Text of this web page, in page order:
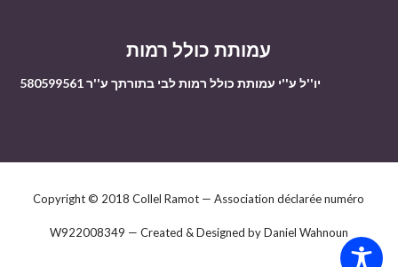
עמותת כולל רמות
יו''ל ע''י עמותת כולל רמות לבי בתורתך ע''ר 580599561
Copyright © 2018 Collel Ramot — Association déclarée numéro
W922008349 — Created & Designed by Daniel Wahnoun